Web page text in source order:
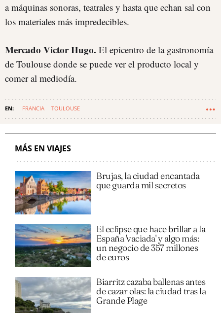
a máquinas sonoras, teatrales y hasta que echan sal con
los materiales más impredecibles.
Mercado Victor Hugo. El epicentro de la gastronomía
de Toulouse donde se puede ver el producto local y
comer al mediodía.
FRANCIA TOULOUSE
MÁS EN VIAJES
Brujas, la ciudad encantada
que guarda mil secretos
El eclipse que hace brillar a la
España 'vaciada' y algo más:
un negocio de 357 millones
de euros
Biarritz cazaba ballenas antes
de cazar olas: la ciudad tras la
Grande Plage